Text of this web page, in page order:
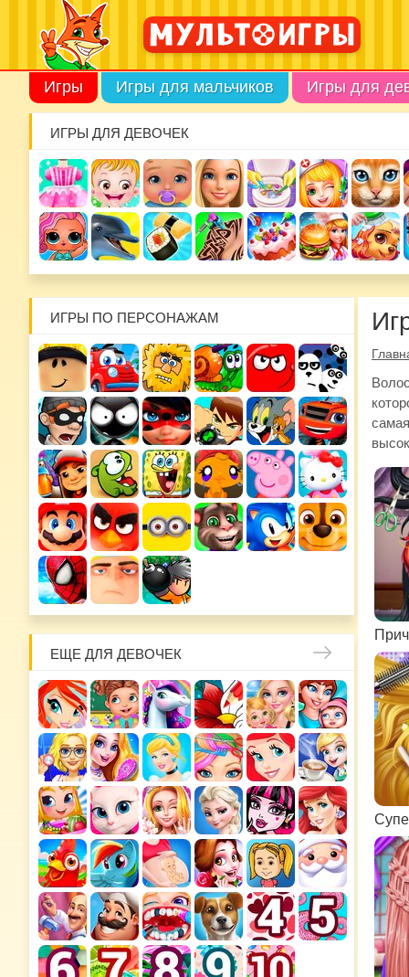
Игры Игры для мальчиков Игры для
ИГРЫ ДЛЯ ДЕВОЧЕК
ИГРЫ ПО ПЕРСОНАЖАМ
ЕЩЕ ДЛЯ ДЕВОЧЕК